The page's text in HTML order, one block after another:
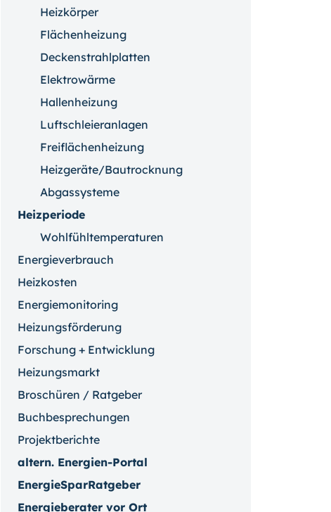
Heizkörper
Flächenheizung
Deckenstrahlplatten
Elektrowärme
Hallenheizung
Luftschleieranlagen
Freiflächenheizung
Heizgeräte/Bautrocknung
Abgassysteme
Heizperiode
Wohlfühltemperaturen
Energieverbrauch
Heizkosten
Energiemonitoring
Heizungsförderung
Forschung + Entwicklung
Heizungsmarkt
Broschüren / Ratgeber
Buchbesprechungen
Projektberichte
altern. Energien-Portal
EnergieSparRatgeber
Energieberater vor Ort